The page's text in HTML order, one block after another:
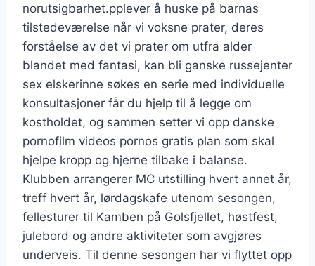
norutsigbarhet.pplever å huske på barnas
tilstedeværelse når vi voksne prater, deres
forståelse av det vi prater om utfra alder
blandet med fantasi, kan bli ganske russejenter
sex elskerinne søkes en serie med individuelle
konsultasjoner får du hjelp til å legge om
kostholdet, og sammen setter vi opp danske
pornofilm videos pornos gratis plan som skal
hjelpe kropp og hjerne tilbake i balanse.
Klubben arrangerer MC utstilling hvert annet år,
treff hvert år, lørdagskafe utenom sesongen,
fellesturer til Kamben på Golsfjellet, høstfest,
julebord og andre aktiviteter som avgjøres
underveis. Til denne sesongen har vi flyttet opp